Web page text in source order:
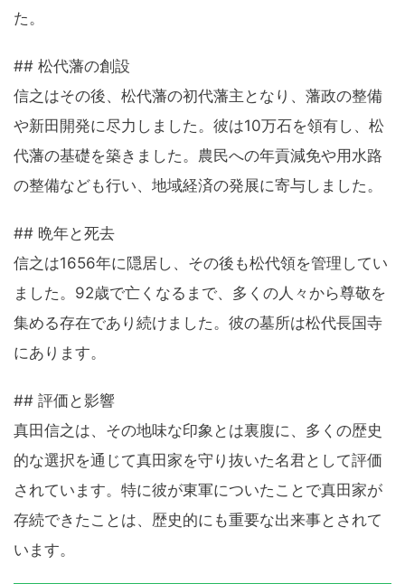
た。
## 松代藩の創設
信之はその後、松代藩の初代藩主となり、藩政の整備
や新田開発に尽力しました。彼は10万石を領有し、松
代藩の基礎を築きました。農民への年貢減免や用水路
の整備なども行い、地域経済の発展に寄与しました。
## 晩年と死去
信之は1656年に隠居し、その後も松代領を管理してい
ました。92歳で亡くなるまで、多くの人々から尊敬を
集める存在であり続けました。彼の墓所は松代長国寺
にあります。
## 評価と影響
真田信之は、その地味な印象とは裏腹に、多くの歴史
的な選択を通じて真田家を守り抜いた名君として評価
されています。特に彼が東軍についたことで真田家が
存続できたことは、歴史的にも重要な出来事とされて
います。